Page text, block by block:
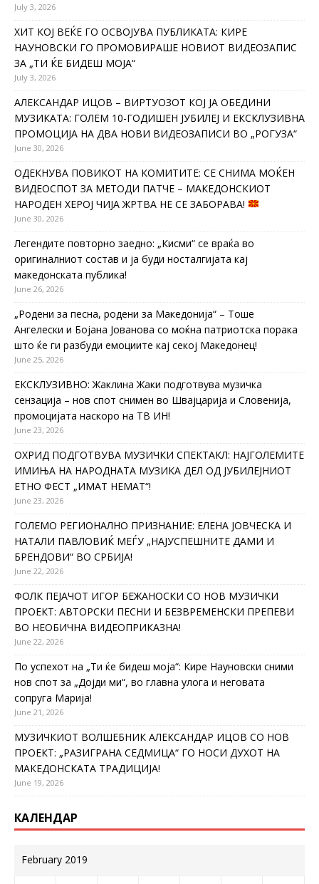
July 3, 2026
ХИТ КОЈ ВЕЌЕ ГО ОСВОЈУВА ПУБЛИКАТА: КИРЕ
НАУНОВСКИ ГО ПРОМОВИРАШЕ НОВИОТ ВИДЕОЗАПИС
ЗА „ТИ ЌЕ БИДЕШ МОЈА“
July 3, 2026
АЛЕКСАНДАР ИЦОВ – ВИРТУОЗОТ КОЈ ЈА ОБЕДИНИ
МУЗИКАТА: ГОЛЕМ 10-ГОДИШЕН ЈУБИЛЕЈ И ЕКСКЛУЗИВНА
ПРОМОЦИЈА НА ДВА НОВИ ВИДЕОЗАПИСИ ВО „РОГУЗА“
June 30, 2026
ОДЕКНУВА ПОВИКОТ НА КОМИТИТЕ: СЕ СНИМА МОЌЕН
ВИДЕОСПОТ ЗА МЕТОДИ ПАТЧЕ – МАКЕДОНСКИОТ
НАРОДЕН ХЕРОЈ ЧИЈА ЖРТВА НЕ СЕ ЗАБОРАВА!
June 30, 2026
Легендите повторно заедно: „Кисми“ се враќа во
оригиналниот состав и ја буди носталгијата кај
македонската публика!
June 26, 2026
„Родени за песна, родени за Македонија“ – Тоше
Ангелески и Бојана Јованова со моќна патриотска порака
што ќе ги разбуди емоциите кај секој Македонец!
June 25, 2026
ЕКСКЛУЗИВНО: Жаклина Жаки подготвува музичка
сензација – нов спот снимен во Швајцарија и Словенија,
промоцијата наскоро на ТВ ИН!
June 23, 2026
ОХРИД ПОДГОТВУВА МУЗИЧКИ СПЕКТАКЛ: НАЈГОЛЕМИТЕ
ИМИЊА НА НАРОДНАТА МУЗИКА ДЕЛ ОД ЈУБИЛЕЈНИОТ
ЕТНО ФЕСТ „ИМАТ НЕМАТ“!
June 23, 2026
ГОЛЕМО РЕГИОНАЛНО ПРИЗНАНИЕ: ЕЛЕНА ЈОВЧЕСКА И
НАТАЛИ ПАВЛОВИЌ МЕЃУ „НАЈУСПЕШНИТЕ ДАМИ И
БРЕНДОВИ“ ВО СРБИЈА!
June 22, 2026
ФОЛК ПЕЈАЧОТ ИГОР БЕЖАНОСКИ СО НОВ МУЗИЧКИ
ПРОЕКТ: АВТОРСКИ ПЕСНИ И БЕЗВРЕМЕНСКИ ПРЕПЕВИ
ВО НЕОБИЧНА ВИДЕОПРИКАЗНА!
June 22, 2026
По успехот на „Ти ќе бидеш моја“: Кире Науновски сними
нов спот за „Дојди ми“, во главна улога и неговата
сопруга Марија!
June 21, 2026
МУЗИЧКИОТ ВОЛШЕБНИК АЛЕКСАНДАР ИЦОВ СО НОВ
ПРОЕКТ: „РАЗИГРАНА СЕДМИЦА“ ГО НОСИ ДУХОТ НА
МАКЕДОНСКАТА ТРАДИЦИЈА!
June 19, 2026
КАЛЕНДАР
February 2019